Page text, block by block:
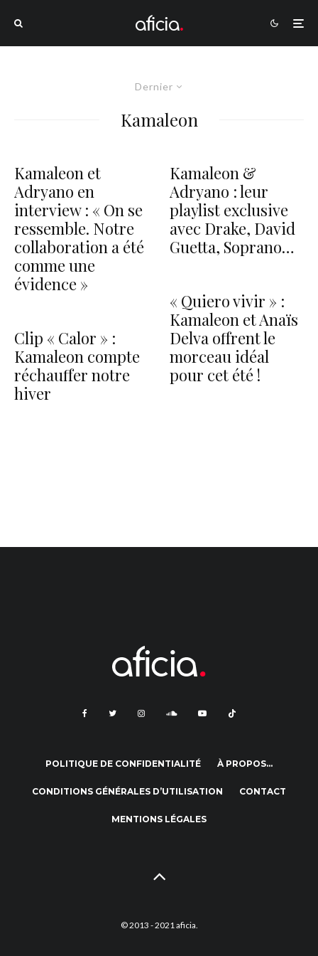
Dernier
Kamaleon
Kamaleon et
Adryano en
interview : « On se
ressemble. Notre
collaboration a été
comme une
évidence »
Clip « Calor » :
Kamaleon compte
réchauffer notre
hiver
Kamaleon &
Adryano : leur
playlist exclusive
avec Drake, David
Guetta, Soprano…
« Quiero vivir » :
Kamaleon et Anaïs
Delva offrent le
morceau idéal
pour cet été !
POLITIQUE DE CONFIDENTIALITÉ À PROPOS…
CONDITIONS GÉNÉRALES D’UTILISATION CONTACT
MENTIONS LÉGALES
© 2013 - 2021 aficia.